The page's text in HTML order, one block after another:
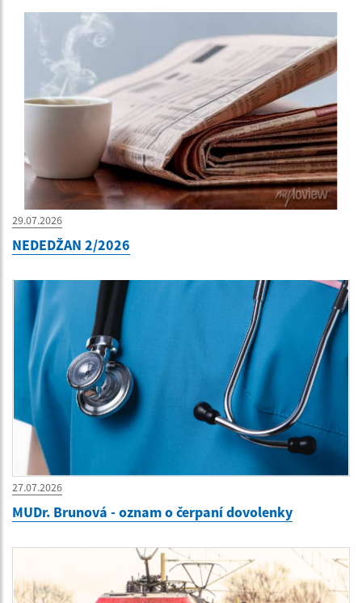
29.07.2026
NEDEDŽAN 2/2026
27.07.2026
MUDr. Brunová - oznam o čerpaní dovolenky